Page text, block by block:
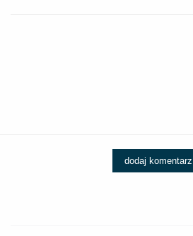
dodaj komentarz